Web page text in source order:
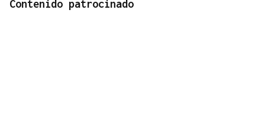
Contenido patrocinado